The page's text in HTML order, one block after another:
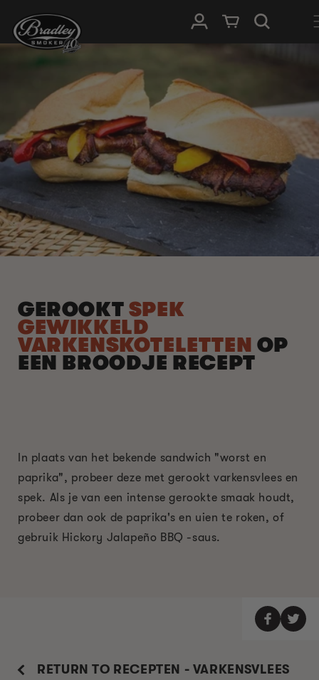
NAAR DE
CONTENT
InloggenWinkelwagen
GEROOKT SPEK
GEWIKKELD
VARKENSKOTELETTEN OP
EEN BROODJE RECEPT
In plaats van het bekende sandwich "worst en
paprika", probeer deze met gerookt varkensvlees en
spek. Als je van een intense gerookte smaak houdt,
probeer dan ook de paprika's en uien te roken, of
gebruik Hickory Jalapeño BBQ -saus.
RETURN TO RECEPTEN - VARKENSVLEES